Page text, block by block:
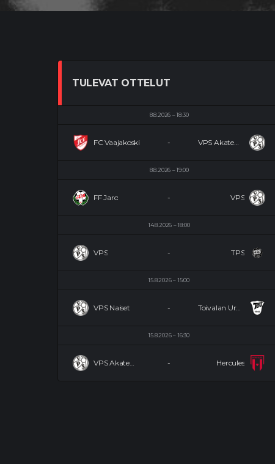
TULEVAT OTTELUT
8.8.2026 18:30
FC Vaajakoski VPS Akatemia
-
8.8.2026 19:00
FF Jaro VPS
-
14.8.2026 18:00
VPS TPS
-
15.8.2026 15:00
VPS Naiset Toivalan Urheilijat Naiset
-
15.8.2026 16:30
VPS Akatemia Hercules
-